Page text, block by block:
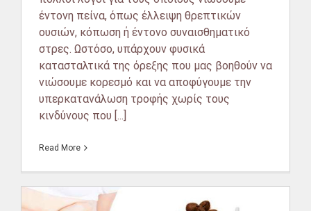
έντονη πείνα, όπως έλλειψη θρεπτικών
ουσιών, κόπωση ή έντονο συναισθηματικό
στρες. Ωστόσο, υπάρχουν φυσικά
κατασταλτικά της όρεξης που μας βοηθούν να
νιώσουμε κορεσμό και να αποφύγουμε την
υπερκατανάλωση τροφής χωρίς τους
κινδύνους που [...]
Read More